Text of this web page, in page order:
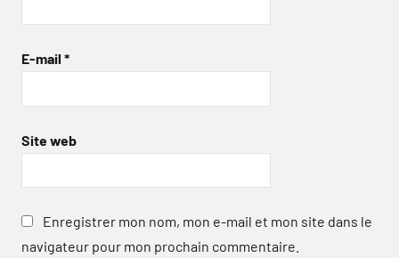
E-mail *
Site web
Enregistrer mon nom, mon e-mail et mon site dans le
navigateur pour mon prochain commentaire.